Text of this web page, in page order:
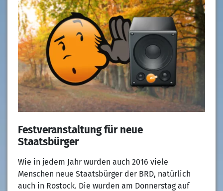
Festveranstaltung für neue
Staatsbürger
Wie in jedem Jahr wurden auch 2016 viele
Menschen neue Staatsbürger der BRD, natürlich
auch in Rostock. Die wurden am Donnerstag auf